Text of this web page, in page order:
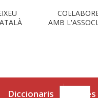
AMB
Diccionaris Eines